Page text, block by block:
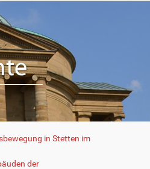
in Stetten im
der